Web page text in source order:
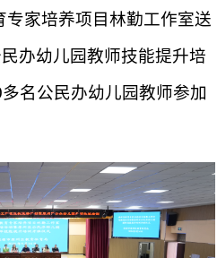
专家培养项目林勤工作室送
办幼儿园教师技能提升培
名公民办幼儿园教师参加